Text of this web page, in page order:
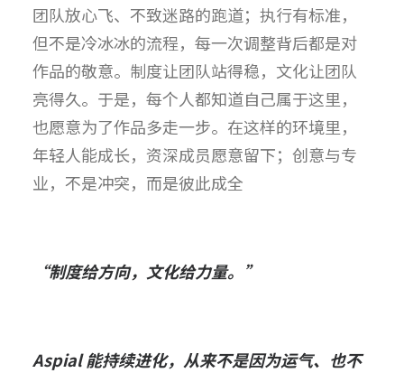
团队放心飞、不致迷路的跑道；执行有标准，
但不是冷冰冰的流程，每一次调整背后都是对
作品的敬意。 制度让团队站得稳，文化让团队
亮得久。于是，每个人都知道自己属于这里，
也愿意为了作品多走一步。 在这样的环境里，
年轻人能成长，资深成员愿意留下；创意与专
业，不是冲突，而是彼此成全
“制度给方向，文化给力量。”
Aspial 能持续进化，从来不是因为运气、也不